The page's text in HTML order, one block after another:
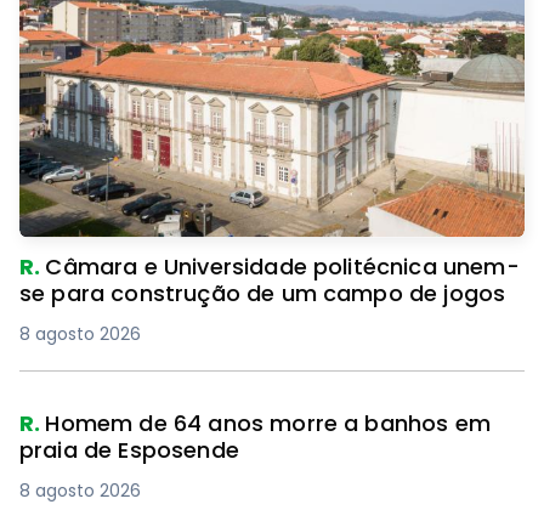
R. Câmara e Universidade politécnica unem-
se para construção de um campo de jogos
8 agosto 2026
R. Homem de 64 anos morre a banhos em
praia de Esposende
8 agosto 2026